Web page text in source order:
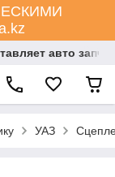
авто
УАЗ